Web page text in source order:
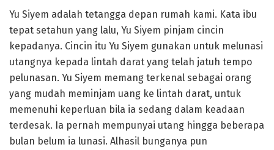
Yu Siyem adalah tetangga depan rumah kami. Kata ibu
tepat setahun yang lalu, Yu Siyem pinjam cincin
kepadanya. Cincin itu Yu Siyem gunakan untuk melunasi
utangnya kepada lintah darat yang telah jatuh tempo
pelunasan. Yu Siyem memang terkenal sebagai orang
yang mudah meminjam uang ke lintah darat, untuk
memenuhi keperluan bila ia sedang dalam keadaan
terdesak. Ia pernah mempunyai utang hingga beberapa
bulan belum ia lunasi. Alhasil bunganya pun